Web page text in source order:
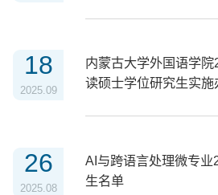
18
2025.09
内蒙古大学外国语学
读硕士学位研究生实施
26
2025.08
AI与跨语言处理微专
生名单